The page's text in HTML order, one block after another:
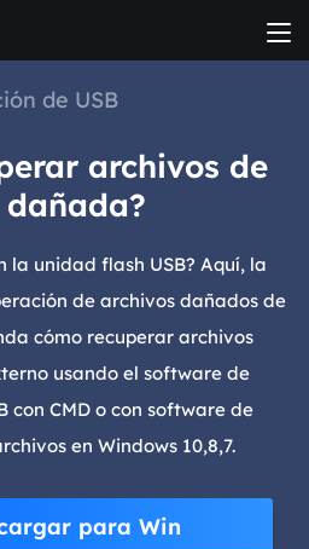
de USB
archivos de
dañada?
la unidad flash USB? Aquí, la
de archivos dañados de
cómo recuperar archivos
usando el software de
con CMD o con software de
en Windows 10,8,7.
para Win